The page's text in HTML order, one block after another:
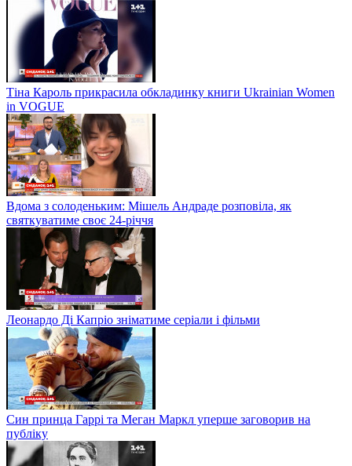
Тіна Кароль прикрасила обкладинку книги Ukrainian Women
in VOGUE
Вдома з солоденьким: Мішель Андраде розповіла, як
святкуватиме своє 24-річчя
Леонардо Ді Капріо зніматиме серіали і фільми
Син принца Гаррі та Меган Маркл уперше заговорив на
публіку